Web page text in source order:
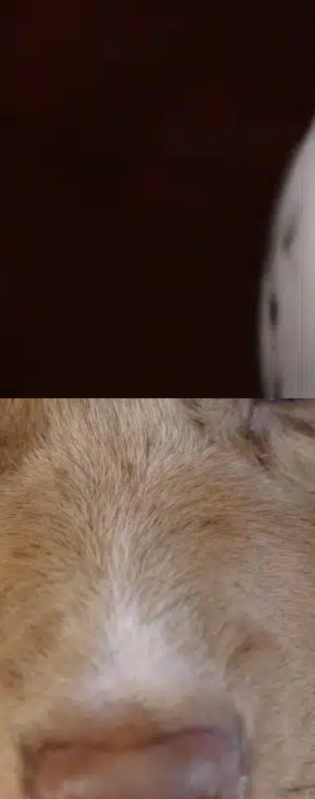
perros ladran
positivo
de elegir un perro, entran en juego
como el tamaño, la raza, el
y los niveles de energía. Para
propietarios potenciales, una
crucial es determinar qué
menos. Esta cuestión es
importante para las personas
la tranquilidad en el hogar o